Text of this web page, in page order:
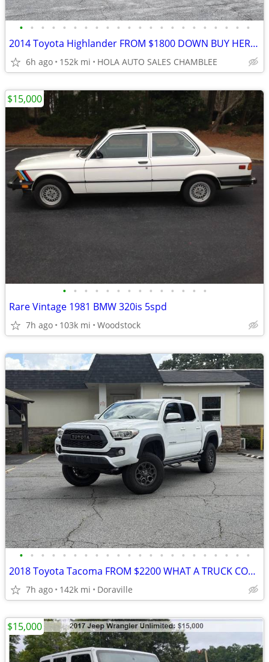
• • • • • • • • • • • • • • • • • • • • • •
2014 Toyota Highlander FROM $1800 DOWN BUY HERE PAY HERE EASY FINANCIN
6h ago 152k mi HOLA AUTO SALES CHAMBLEE
• • • • • • • • • • • • • •
Rare Vintage 1981 BMW 320is 5spd
7h ago 103k mi Woodstock
$15,000
• • • • • • • • • • • • • • • • • • • • • •
2018 Toyota Tacoma FROM $2200 WHAT A TRUCK COME IN TODAY AND GET IT 9
7h ago 142k mi Doraville
$15,000